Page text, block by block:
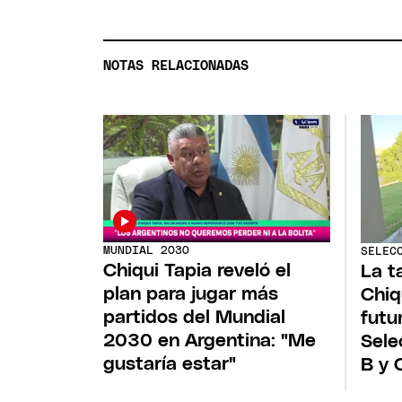
NOTAS RELACIONADAS
MUNDIAL 2030
Chiqui Tapia reveló el
plan para jugar más
partidos del Mundial
2030 en Argentina: "Me
gustaría estar"
La
B y